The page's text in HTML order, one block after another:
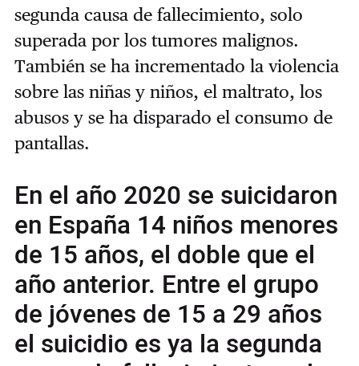
segunda causa de fallecimiento, solo
superada por los tumores malignos.
También se ha incrementado la violencia
sobre las niñas y niños, el maltrato, los
abusos y se ha disparado el consumo de
pantallas.
En el año 2020 se suicidaron
en España 14 niños menores
de 15 años, el doble que el
año anterior. Entre el grupo
de jóvenes de 15 a 29 años
el suicidio es ya la segunda